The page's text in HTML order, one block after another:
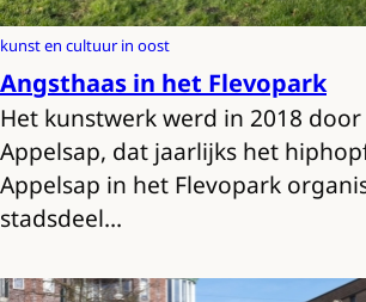
kunst en cultuur in oost
Angsthaas in het Flevopark
Het kunstwerk werd in 2018
Appelsap, dat jaarlijks het
Appelsap in het Flevopark
stadsdeel…